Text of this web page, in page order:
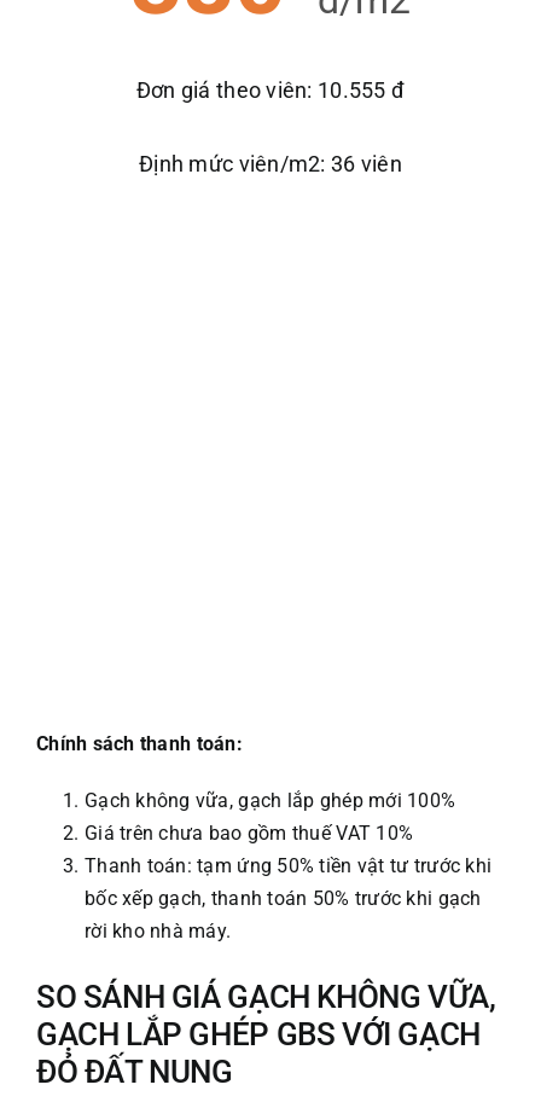
Đơn giá theo viên: 10.555 đ
Định mức viên/m2: 36 viên
Chính sách thanh toán:
Gạch không vữa, gạch lắp ghép mới 100%
Giá trên chưa bao gồm thuế VAT 10%
Thanh toán: tạm ứng 50% tiền vật tư trước khi
bốc xếp gạch, thanh toán 50% trước khi gạch
rời kho nhà máy.
SO SÁNH GIÁ GẠCH KHÔNG VỮA,
GẠCH LẮP GHÉP GBS VỚI GẠCH
ĐỎ ĐẤT NUNG